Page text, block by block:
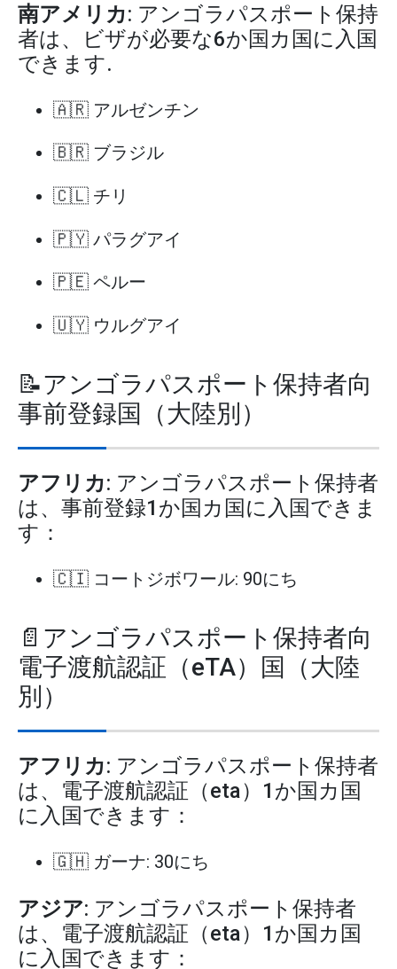
南アメリカ: アンゴラパスポート保持
者は、ビザが必要な6か国カ国に入国
できます.
🇦🇷 アルゼンチン
🇧🇷 ブラジル
🇨🇱 チリ
🇵🇾 パラグアイ
🇵🇪 ペルー
🇺🇾 ウルグアイ
📝アンゴラパスポート保持者向
事前登録国（大陸別）
アフリカ: アンゴラパスポート保持者
は、事前登録1か国カ国に入国できま
す：
🇨🇮 コートジボワール: 90にち
📄アンゴラパスポート保持者向
電子渡航認証（eTA）国（大陸
別）
アフリカ: アンゴラパスポート保持者
は、電子渡航認証（eta）1か国カ国
に入国できます：
🇬🇭 ガーナ: 30にち
アジア: アンゴラパスポート保持者
は、電子渡航認証（eta）1か国カ国
に入国できます：